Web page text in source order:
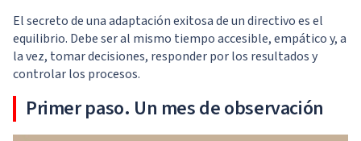
El secreto de una adaptación exitosa de un directivo es el
equilibrio. Debe ser al mismo tiempo accesible, empático y, a
la vez, tomar decisiones, responder por los resultados y
controlar los procesos.
Primer paso. Un mes de observación